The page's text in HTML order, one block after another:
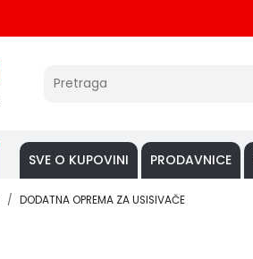
SVE O KUPOVINI PRODAVNICE
DODATNA OPREMA ZA USISIVAČE